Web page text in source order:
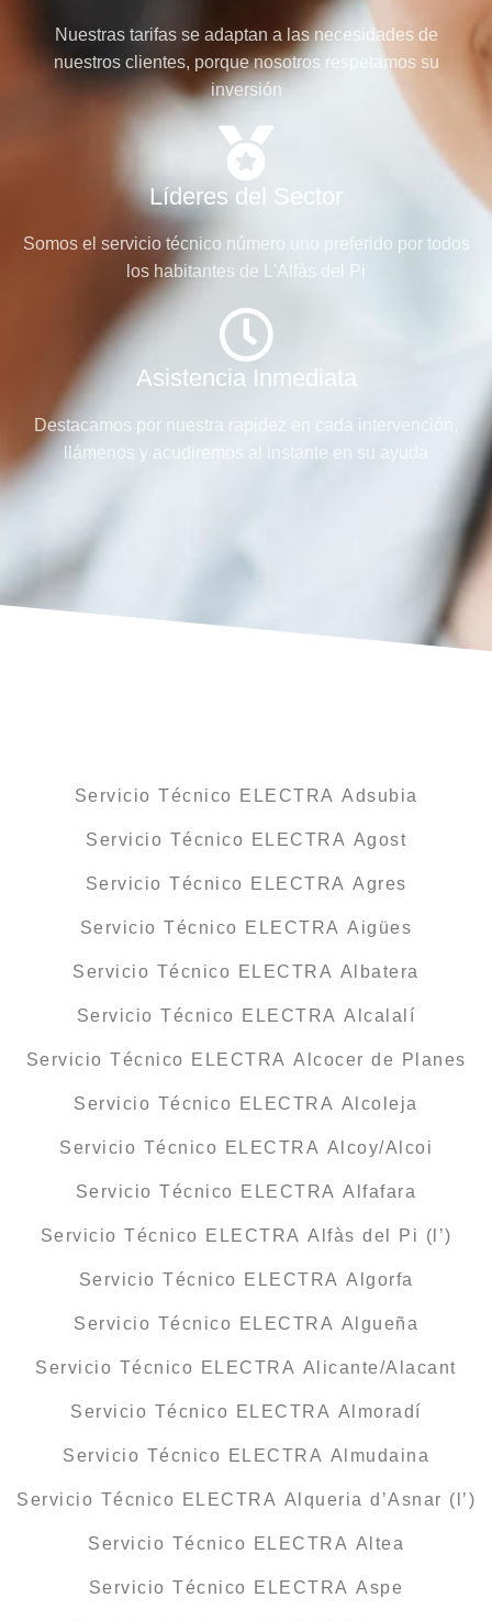
Nuestras tarifas se adaptan a las necesidades de
nuestros clientes, porque nosotros respetamos su
inversión
Líderes del Sector
Somos el servicio técnico número uno preferido por todos
los habitantes de L'Alfàs del Pi
Asistencia Inmediata
Destacamos por nuestra rapidez en cada intervención,
llámenos y acudiremos al instante en su ayuda
Servicio Técnico ELECTRA Adsubia
Servicio Técnico ELECTRA Agost
Servicio Técnico ELECTRA Agres
Servicio Técnico ELECTRA Aigües
Servicio Técnico ELECTRA Albatera
Servicio Técnico ELECTRA Alcalalí
Servicio Técnico ELECTRA Alcocer de Planes
Servicio Técnico ELECTRA Alcoleja
Servicio Técnico ELECTRA Alcoy/Alcoi
Servicio Técnico ELECTRA Alfafara
Servicio Técnico ELECTRA Alfàs del Pi (l’)
Servicio Técnico ELECTRA Algorfa
Servicio Técnico ELECTRA Algueña
Servicio Técnico ELECTRA Alicante/Alacant
Servicio Técnico ELECTRA Almoradí
Servicio Técnico ELECTRA Almudaina
Servicio Técnico ELECTRA Alqueria d’Asnar (l’)
Servicio Técnico ELECTRA Altea
Servicio Técnico ELECTRA Aspe